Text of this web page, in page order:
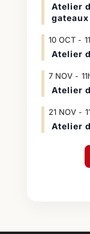
Atelier
10 OCT
Atelier
7 NOV
Atelier
21 NOV
Atelier